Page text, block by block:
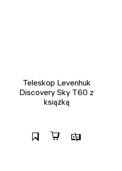
Teleskop Levenhuk
Discovery Sky T60 z
książką